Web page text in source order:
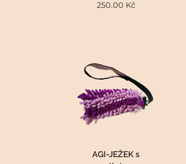
250.00 Kč
AGI-JEŽEK s